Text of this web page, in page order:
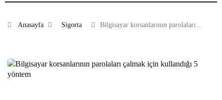
Anasayfa Sigorta Bilgisayar korsanlarının parolaları…